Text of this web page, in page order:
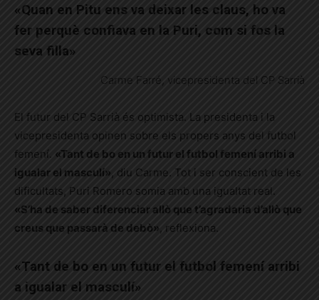
«Quan en Pitu ens va deixar les claus, ho va
fer perquè confiava en la Puri, com si fos la
seva filla»
Carme Farré, vicepresidenta del CP Sarrià
El futur del CP Sarrià és optimista. La presidenta i la
vicepresidenta opinen sobre els propers anys del futbol
femení. «Tant de bo en un futur el futbol femení arribi a
igualar el masculí», diu Carme. Tot i ser conscient de les
dificultats, Puri Romero somia amb una igualtat real.
«S’ha de saber diferenciar allò que t’agradaria d’allò que
creus que passarà de debò», reflexiona.
«Tant de bo en un futur el futbol femení arribi
a igualar el masculí»